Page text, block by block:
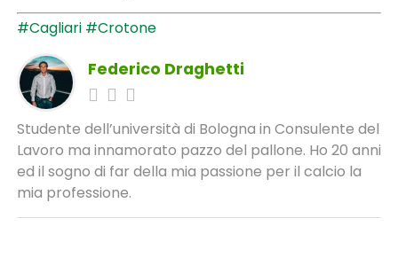
#Cagliari #Crotone
Federico Draghetti
Studente dell’università di Bologna in Consulente del
Lavoro ma innamorato pazzo del pallone. Ho 20 anni
ed il sogno di far della mia passione per il calcio la
mia professione.